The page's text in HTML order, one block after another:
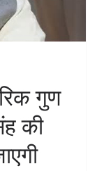
गुण
की